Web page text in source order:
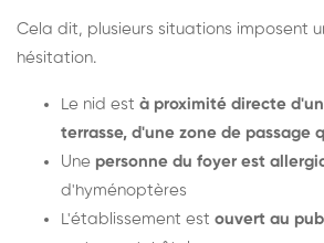
Cela dit, plusieurs situations imposent
hésitation.
Le nid est à proximité directe
terrasse, d'une zone de passage
Une personne du foyer est
d'hyménoptères
L'établissement est ouvert au